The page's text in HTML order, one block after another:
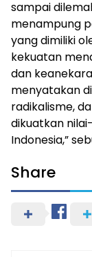
sampai
menampung
yang dimiliki
kekuatan
dan
menyatakan
radikalisme,
dikuatkan
Indonesia,”
Share